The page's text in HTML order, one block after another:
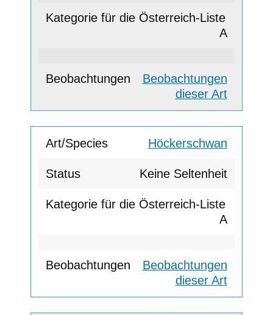
A
Beobachtungen
dieser Art
Höckerschwan
Keine Seltenheit
A
Beobachtungen
dieser Art